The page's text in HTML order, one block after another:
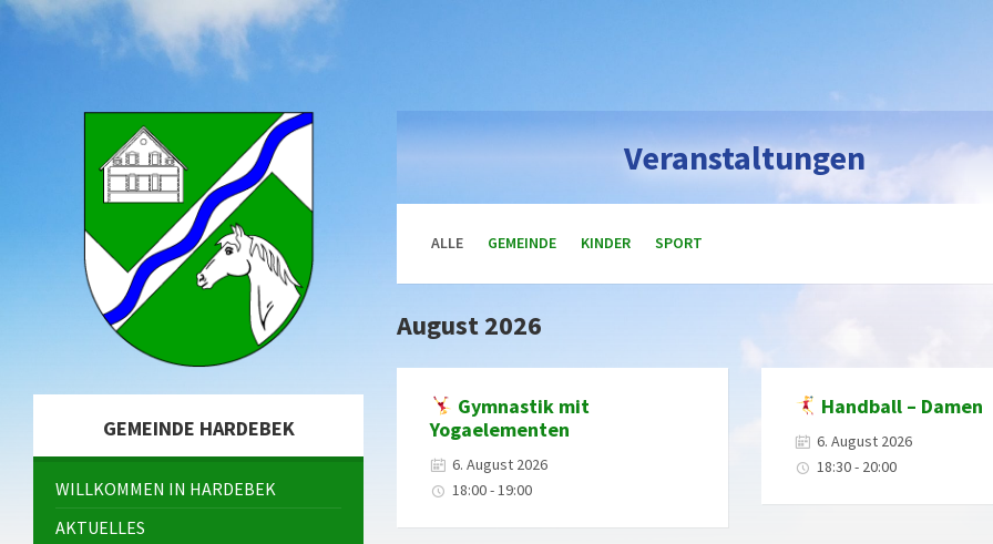
Skip
Skip
Skip
Skip
Veranstaltungen
ALLE GEMEINDE KINDER SPORT
August 2026
Gymnastik mit
Yogaelementen
6. August 2026
18:00 - 19:00
Handball – Damen
6. August 2026
18:30 - 20:00
GEMEINDE HARDEBEK
WILLKOMMEN IN HARDEBEK
AKTUELLES